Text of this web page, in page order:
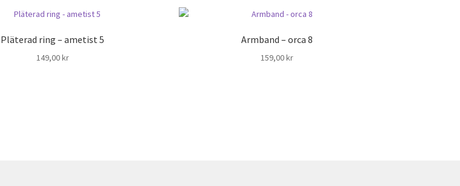
Pläterad ring – ametist 5
149,00kr
Armband – orca 8
159,00kr